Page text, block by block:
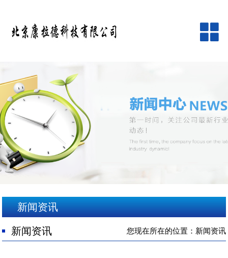
公司简介
产品中心
品牌中心
客户服务
在线留言
人才招聘
新闻资讯
新闻资讯 您现在所在的位置：新闻资讯